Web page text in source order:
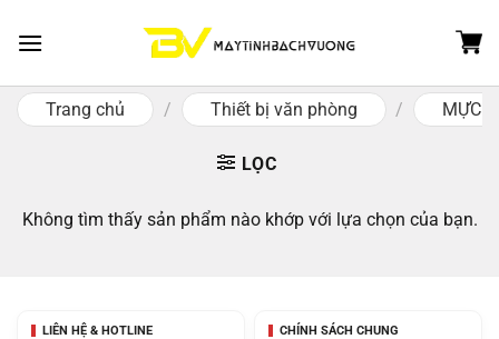
Trang chủ
/ Thiết bị văn phòng / MỰC
LỌC
Không tìm thấy sản phẩm nào khớp với lựa chọn của bạn.
LIÊN HỆ & HOTLINE
CHÍNH SÁCH CHUNG